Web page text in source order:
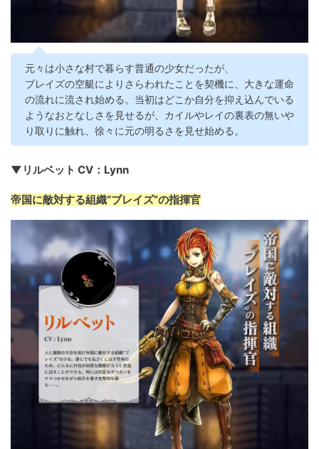
元々は小さな村で暮らす普通の少女だったが、
ブレイズの空艇によりさらわれたことを契機に、大きな運命
の流れに流され始める。当初はどこか自分を抑え込んでいる
ようなおとなしさを見せるが、カイルやレイの裏表の無いや
り取りに触れ、徐々に元の明るさを見せ始める。
▼リルベット CV：Lynn
帝国に敵対する組織“ブレイズ”の指揮官